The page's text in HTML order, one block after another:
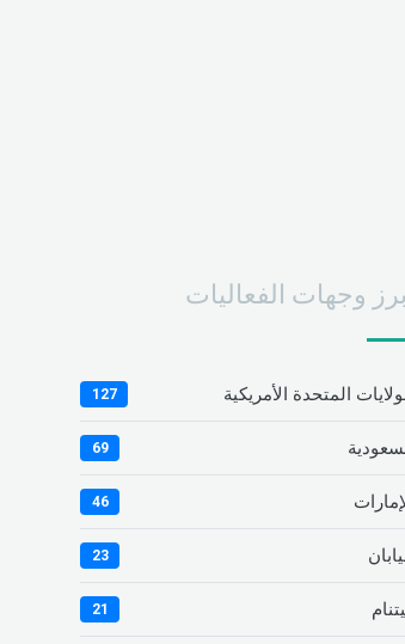
أبرز وجهات الفعاليات
المتحدة الأمريكية 127
69
46
23
21